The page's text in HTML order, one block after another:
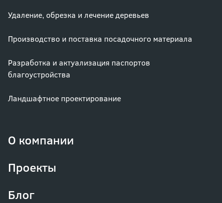
Удаление, обрезка и лечение деревьев
Производство и поставка посадочного материала
Разработка и актуализация паспортов
благоустройства
Ландшафтное проектирование
О компании
Проекты
Блог